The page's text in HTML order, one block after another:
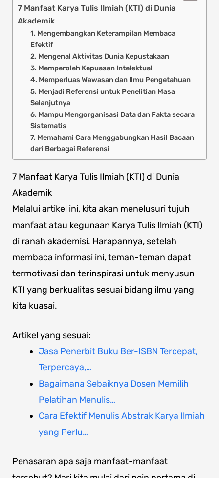
7 Manfaat Karya Tulis Ilmiah (KTI) di Dunia
Akademik
1. Mengembangkan Keterampilan Membaca
Efektif
2. Mengenal Aktivitas Dunia Kepustakaan
3. Memperoleh Kepuasan Intelektual
4. Memperluas Wawasan dan Ilmu Pengetahuan
5. Menjadi Referensi untuk Penelitian Masa
Selanjutnya
6. Mampu Mengorganisasi Data dan Fakta secara
Sistematis
7. Memahami Cara Menggabungkan Hasil Bacaan
dari Berbagai Referensi
7 Manfaat Karya Tulis Ilmiah (KTI) di Dunia
Akademik
Melalui artikel ini, kita akan menelusuri tujuh
manfaat atau kegunaan Karya Tulis Ilmiah (KTI)
di ranah akademisi. Harapannya, setelah
membaca informasi ini, teman-teman dapat
termotivasi dan terinspirasi untuk menyusun
KTI yang berkualitas sesuai bidang ilmu yang
kita kuasai.
Artikel yang sesuai:
Jasa Penerbit Buku Ber-ISBN Tercepat,
Terpercaya,…
Bagaimana Sebaiknya Dosen Memilih
Pelatihan Menulis…
Cara Efektif Menulis Abstrak Karya Ilmiah
yang Perlu…
Penasaran apa saja manfaat-manfaat